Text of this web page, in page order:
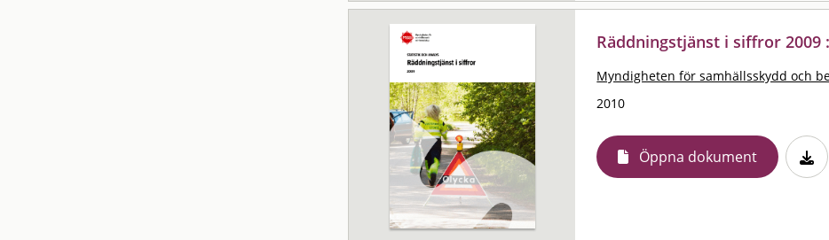
Räddningstjänst i siffror 2009
Myndigheten för samhällsskydd och
2010
Öppna dokument